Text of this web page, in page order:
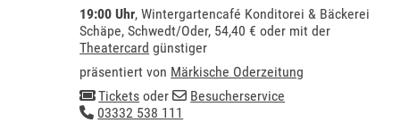
19:00 Uhr,Wintergartencafé Konditorei & Bäckerei
Schäpe, Schwedt/Oder, 54,40 € oder mit der
Theatercard günstiger
präsentiert von Märkische Oderzeitung
Tickets oder
Besucherservice
03332 538 111